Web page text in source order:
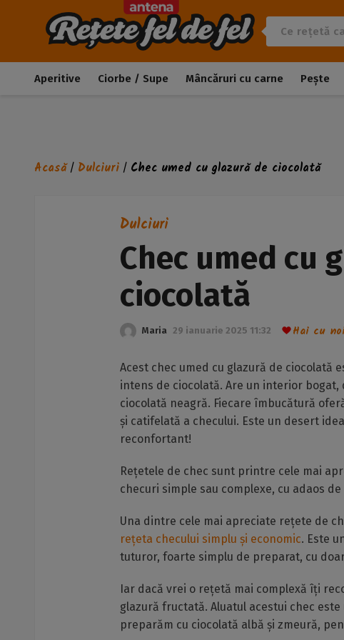
Aperitive Ciorbe / Supe Mâncăruri cu carne Pește
Acasă/ Dulciuri / Chec umed cu glazură de ciocolată
Dulciuri
Chec umed cu
ciocolată
Maria 29 ianuarie 2025 11:32 Hai cu
Acest chec umed cu glazură de
intens de ciocolată. Are un interior bogat,
ciocolată neagră. Fiecare îmbucătură
și catifelată a checului. Este un desert
reconfortant!
Rețetele de chec sunt printre cele mai
checuri simple sau complexe, cu adaos
Una dintre cele mai apreciate rețete de
rețeta checului simplu și economic. Este
tuturor, foarte simplu de preparat, cu
Iar dacă vrei o rețetă mai complexă îți
glazură fructată. Aluatul acestui chec
preparăm cu ciocolată albă și zmeură,